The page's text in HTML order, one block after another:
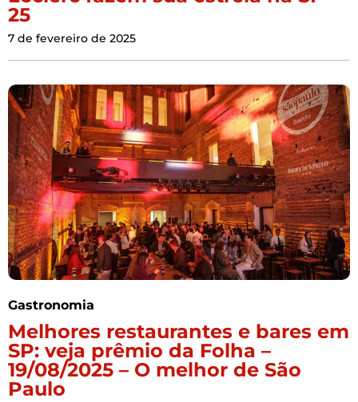
25
7 de fevereiro de 2025
Gastronomia
Melhores restaurantes e bares em
SP: veja prêmio da Folha –
19/08/2025 – O melhor de São
Paulo